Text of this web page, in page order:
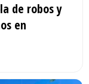
de robos y
en